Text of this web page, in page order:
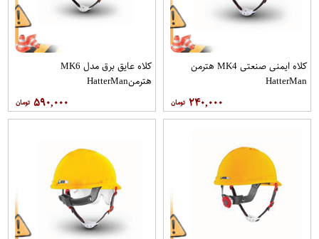
کلاه ایمنی صنعتی MK4 هترمن
HatterMan
۲۴۰,۰۰۰
کلاه عایق برق مدل MK6
هترمنHatterMan
۵۹۰,۰۰۰